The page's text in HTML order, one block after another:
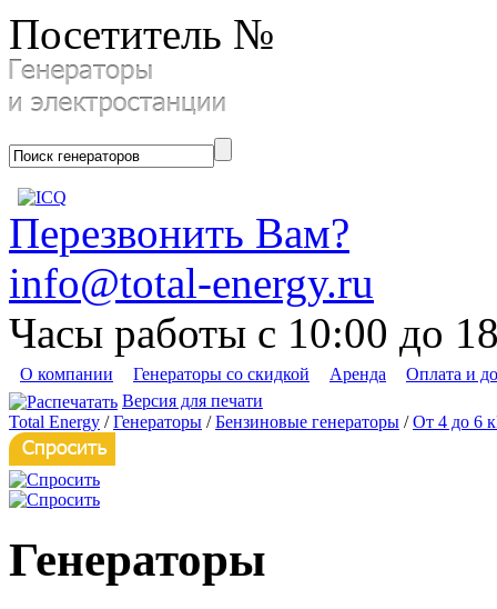
Посетитель №
Перезвонить Вам?
info@total-energy.ru
Часы работы с 10:00 до
О компании Генераторы со скидкой Аренда
Оплата и
Версия для печати
Total Energy /Генераторы /Бензиновые генераторы /От 4 до 6
Генераторы